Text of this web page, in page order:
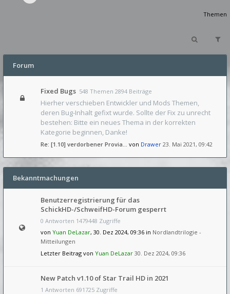
Themen
Forum
Fixed Bugs 548 Themen 2894 Beiträge
Hierher verschieben Entwickler und Mods Themen,
deren Bug-Inhalt gefixt wurde. Sollte der Fix zu unrecht
bestehen: Bitte ein neues Thema in der korrekten
Kategorie beginnen, Danke!
Re: [1.10] verdorbener Provia… von Drawer 23. Mai 2021, 09:42
Bekanntmachungen
Benutzerregistrierung für das
SchickHD-/SchweifHD-Forum gesperrt
0 Antworten 1479448 Zugriffe
von Yuan DeLazar, 30. Dez 2024, 09:36 in Nordlandtrilogie -
Mitteilungen
Letzter Beitrag von Yuan DeLazar 30. Dez 2024, 09:36
New Patch v1.10 of Star Trail HD in 2021
1 Antworten 691725 Zugriffe